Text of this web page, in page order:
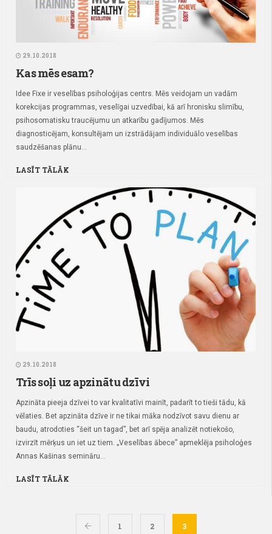
29.10.2018
Kas mēs esam?
Idee Fixe ir veselības psiholoģijas centrs. Mēs veidojam un vadām
korekcijas programmas, veselīgai uzvedībai, kā arī hronisku slimību,
psihosomatisku traucējumu un atkarību gadījumos. Mēs
diagnosticējam, konsultējam un izstrādājam individuālo veselības
saudzēšanas plānu...
LASĪT TĀLĀK
29.10.2018
Trīs soļi uz apzinātu dzīvi
Apzināta pieeja dzīvei to var kvalitatīvi mainīt, padarīt to tieši tādu, kā
vēlaties. Bet apzināta dzīve ir ne tikai māka nodzīvot savu dienu ar
baudu, atrodoties “šeit un tagad”, bet arī spēja analizēt notiekošo,
izvirzīt mērķus un iet uz tiem. „Veselības ābece” apmeklēja psiholoģes
Annas Kašinas semināru...
LASĪT TĀLĀK
1 2 3